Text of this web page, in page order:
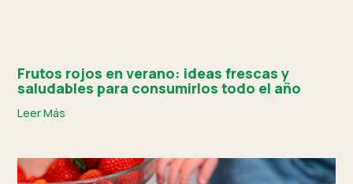
Frutos rojos en verano: ideas frescas y
saludables para consumirlos todo el año
Leer Más